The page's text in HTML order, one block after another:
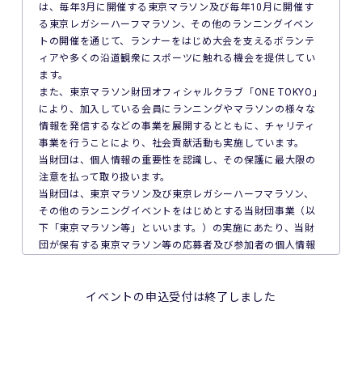
5. 公共交通機関の遅延、道路事情その他いかなる理由による
本イベントへの参加の遅刻又は不参加であっても、主催者は
一切責任を負わず、本イベントの参加料の返金等は一切行い
6. 本イベントの参加料についての領収証は発行いたしませ
7. 主催者は本イベントの参加者の疾病や紛失、その他の事故
に際し、主催者に故意又は重過失がある場合を除き、主催者
が加入する保険の給付額以上の損害を賠償する責任を負いま
せん。なお、本イベントの参加者は、自己の健康状態や体調
に注意を払うものとします。
8. 本イベント中の映像・写真・記事・記録・参加者の氏名、
び利用の権利は主催者に属します。
は、毎年3月に開催する東京マラソン及び毎年10月に開催す
る東京レガシーハーフマラソン、その他のランニングイベン
トの開催を通じて、ランナーをはじめ大会を支えるボランテ
ィアや多くの沿道観衆にスポーツに触れる機会を提供してい
ます。
また、東京マラソン財団オフィシャルクラブ「ONE TOKYO」
により、加入している会員にランニングやマラソンの様々な
情報を発信するなどの事業を展開するとともに、チャリティ
事業を行うことにより、社会貢献活動も実施しています。
当財団は、個人情報の重要性を認識し、その保護に最大限の
注意を払って取り扱います。
当財団は、東京マラソン及び東京レガシーハーフマラソン、
その他のランニングイベントをはじめとする当財団事業（以
下「東京マラソン等」といいます。）の実施にあたり、当財
団が保有する東京マラソン等の応募者及び参加者の個人情報
1. 法令、国が定める指針その他の規範の遵守について
イベントの申込受付は終了しました